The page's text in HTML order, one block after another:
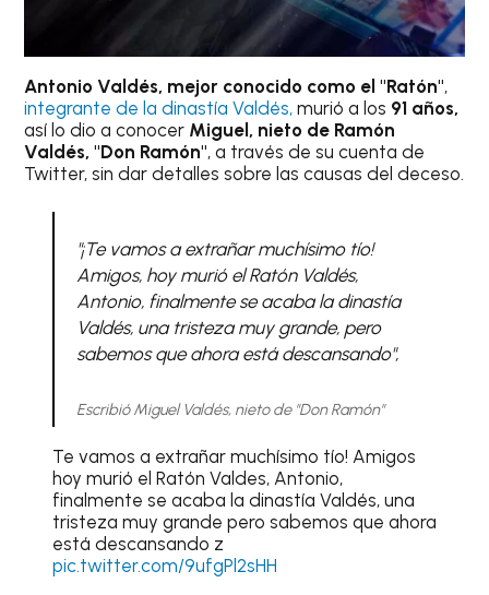
Antonio Valdés, mejor conocido como el "Ratón",
integrante de la dinastía Valdés, murió a los 91 años,
así lo dio a conocer Miguel, nieto de Ramón
Valdés, "Don Ramón", a través de su cuenta de
Twitter, sin dar detalles sobre las causas del deceso.
"¡Te vamos a extrañar muchísimo tío!
Amigos, hoy murió el Ratón Valdés,
Antonio, finalmente se acaba la dinastía
Valdés, una tristeza muy grande, pero
sabemos que ahora está descansando",
Escribió Miguel Valdés, nieto de "Don Ramón"
Te vamos a extrañar muchísimo tío! Amigos
hoy murió el Ratón Valdes, Antonio,
finalmente se acaba la dinastía Valdés, una
tristeza muy grande pero sabemos que ahora
está descansando z
pic.twitter.com/9ufgPl2sHH